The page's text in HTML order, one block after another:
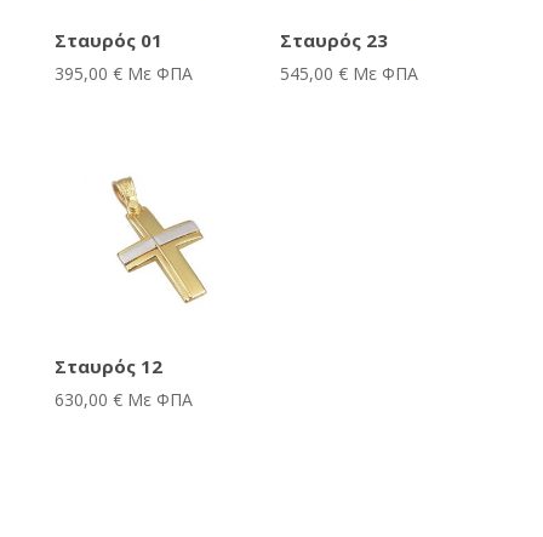
Σταυρός 01
395,00 € Με ΦΠΑ
Σταυρός 23
545,00€ Με ΦΠΑ
Σταυρός 12
630,00 € Με ΦΠΑ